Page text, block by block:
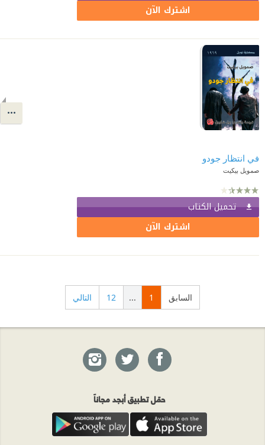
اشترك الآن
في انتظار جودو
صمويل بيكيت
تحميل الكتاب
اشترك الآن
السابق 1
...
12 التالي
حمّل تطبيق أبجد مجاناً